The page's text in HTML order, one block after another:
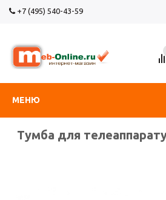
+7 (495) 540-43-59
МЕНЮ
Тумба для